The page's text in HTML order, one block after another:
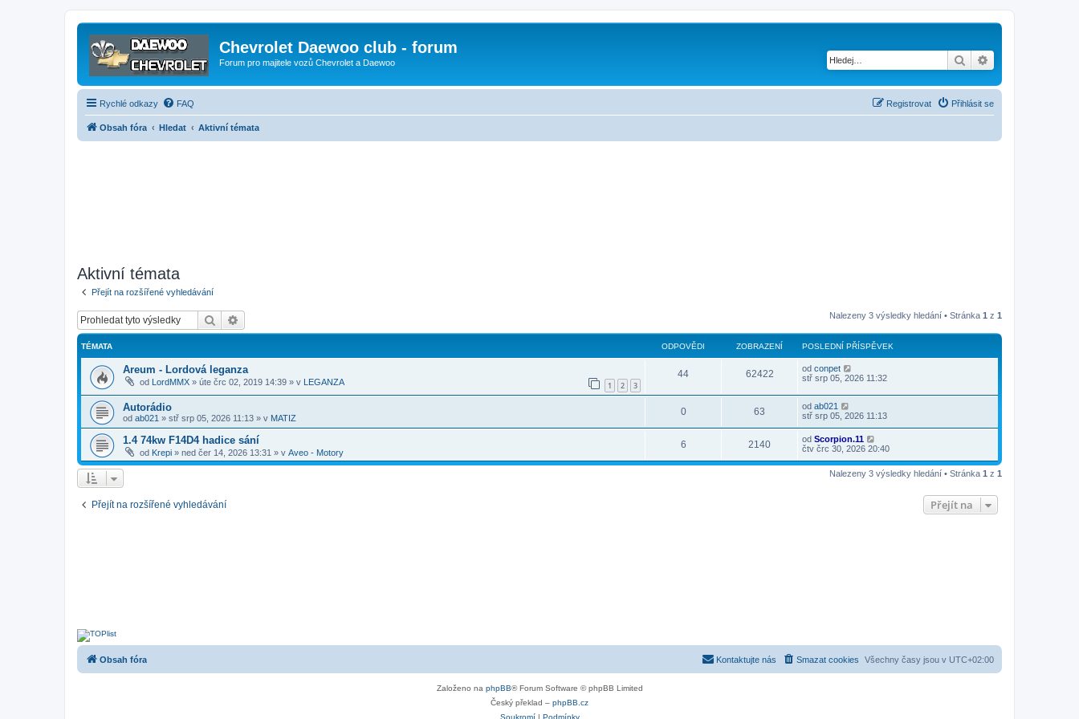
Chevrolet Daewoo club - forum
Forum pro majitele vozů Chevrolet a Daewoo Hledat
Rychlé odkazy FAQ Přihlásit se
Registrovat
Obsah fóra Hledat Aktivní témata
Aktivní témata
Přejít na rozšířené vyhledávání
Hledat Nalezeny 3 výsledky hledání • Stránka 1 z 1
TÉMATA ODPOVĚDI ZOBRAZENÍ POSLEDNÍ PŘÍSPĚVEK
Areum - Lordová leganza
od LordMMX » úte črc 02, 2019 14:39 » v LEGANZA 1 2 3
44 62422 od conpet
stř srp 05, 2026 11:32
Autorádio
od ab021 » stř srp 05, 2026 11:13 » v MATIZ
0 63 od ab021
stř srp 05, 2026 11:13
1.4 74kw F14D4 hadice sání
od Krepi » ned čer 14, 2026 13:31 » v Aveo - Motory
6 2140 od Scorpion.11
čtv črc 30, 2026 20:40
Nalezeny 3 výsledky hledání • Stránka 1 z 1
Přejít na rozšířené vyhledávání Přejít na
Obsah fóra Všechny časy jsou v UTC+02:00
Smazat cookies
Kontaktujte nás
Založeno na phpBB® Forum Software © phpBB Limited
Český překlad – phpBB.cz
Soukromí| Podmínky